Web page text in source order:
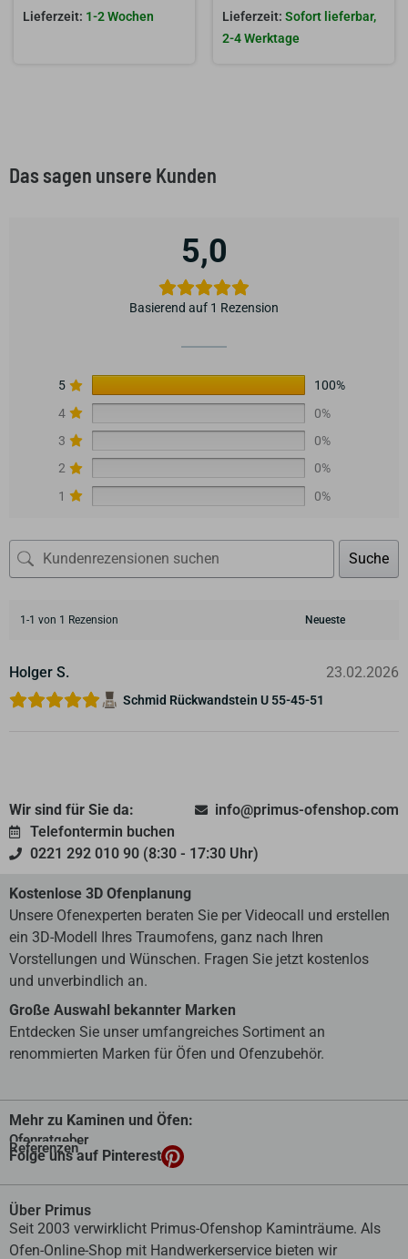
1-2 Wochen
Sofort lieferbar,
2-4 Werktage
Das sagen unsere Kunden
5,0
Basierend auf 1 Rezension
5
100%
4
0%
3
0%
2
0%
1
0%
Suche
1-1 von 1 Rezension
Holger S. 23.02.2026
Schmid Rückwandstein U 55-45-51
Wir sind für Sie da:
info@primus-ofenshop.com
Telefontermin buchen
0221 292 010 90 (8:30 - 17:30 Uhr)
Kostenlose 3D Ofenplanung
Unsere Ofenexperten beraten Sie per Videocall und erstellen
ein 3D-Modell Ihres Traumofens, ganz nach Ihren
Vorstellungen und Wünschen. Fragen Sie jetzt kostenlos
und unverbindlich an.
Große Auswahl bekannter Marken
Entdecken Sie unser umfangreiches Sortiment an
renommierten Marken für Öfen und Ofenzubehör.
Mehr zu Kaminen und Öfen:
Ofenratgeber
Referenzen
Folge uns auf Pinterest
Über Primus
Seit 2003 verwirklicht Primus-Ofenshop Kaminträume. Als
Ofen-Online-Shop mit Handwerkerservice bieten wir